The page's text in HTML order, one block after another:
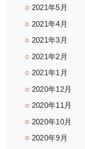
2021年5月
2021年4月
2021年3月
2021年2月
2021年1月
2020年12月
2020年11月
2020年10月
2020年9月